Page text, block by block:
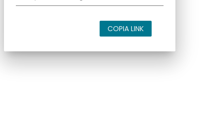
COPIA LINK